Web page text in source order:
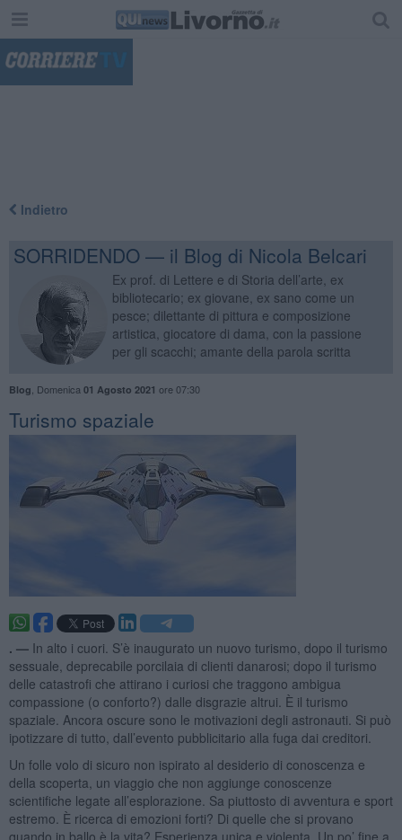
Indietro
SORRIDENDO — il Blog di Nicola Belcari
Ex prof. di Lettere e di Storia dell’arte, ex
bibliotecario; ex giovane, ex sano come un
pesce; dilettante di pittura e composizione
artistica, giocatore di dama, con la passione
per gli scacchi; amante della parola scritta
Blog Domenica 01 Agosto 2021 ore 07:30
Turismo spaziale
. — In alto i cuori. S’è inaugurato un nuovo turismo, dopo il turismo
sessuale, deprecabile porcilaia di clienti danarosi; dopo il turismo
delle catastrofi che attirano i curiosi che traggono ambigua
compassione (o conforto?) dalle disgrazie altrui. È il turismo
spaziale. Ancora oscure sono le motivazioni degli astronauti. Si può
ipotizzare di tutto, dall’evento pubblicitario alla fuga dai creditori.
Un folle volo di sicuro non ispirato al desiderio di conoscenza e
della scoperta, un viaggio che non aggiunge conoscenze
scientifiche legate all’esplorazione. Sa piuttosto di avventura e sport
estremo. È ricerca di emozioni forti? Di quelle che si provano
quando in ballo è la vita? Esperienza unica e violenta. Un po’ fine a